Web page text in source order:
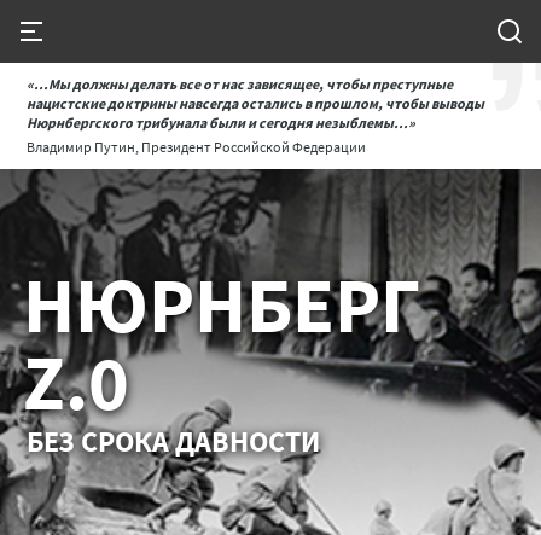
«...Мы должны делать все от нас зависящее, чтобы преступные
нацистские доктрины навсегда остались в прошлом, чтобы выводы
Нюрнбергского трибунала были и сегодня незыблемы...»
Владимир Путин, Президент Российской Федерации
НЮРНБЕРГ
Z.0
БЕЗ СРОКА ДАВНОСТИ